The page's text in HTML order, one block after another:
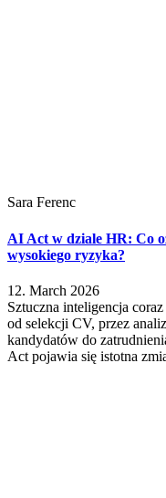
Sara Ferenc
AI Act w dziale HR: Co
wysokiego ryzyka?
12. March 2026
Sztuczna inteligencja
od selekcji CV, przez
kandydatów do
Act pojawia się istotna